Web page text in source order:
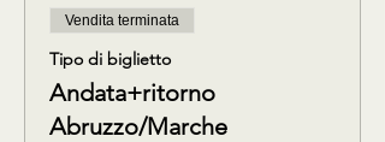
Vendita terminata
Tipo di biglietto
Andata+ritorno
Abruzzo/Marche